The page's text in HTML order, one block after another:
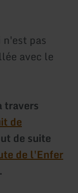
pas
avec le
travers
de
de suite
de l'Enfer